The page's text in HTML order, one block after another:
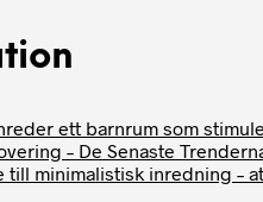
ett barnrum som
– De Senaste
till minimalistisk inredning –